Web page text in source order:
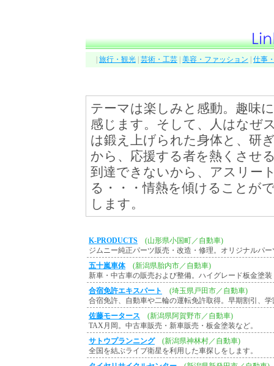
旅行・観光 芸術・工芸 美容・ファッション 仕事
テーマは楽しみと感動。趣味
感じます。そして、人はなぜ
は鍛え上げられた身体と、研
から、応援する者を熱くさせ
到達できないから、アスリー
る・・・情熱を傾けることが
します。
K-PRODUCTS
(山形県小国町／自動車)
ジムニー純正パーツ販売・改造・修理。オリジナルパ
五十嵐車体
(新潟県胎内市／自動車)
新車・中古車の販売および整備。ハイグレード板金塗
合宿免許エキスパート
(埼玉県戸田市／自動車)
合宿免許、自動車や二輪の運転免許取得。早期割引、
佐藤モータース
(新潟県阿賀野市／自動車)
TAX月岡。中古車販売・新車販売・板金塗装など。
サトウプランニング
(新潟県神林村／自動車)
全国を結ぶライブ衛星を利用した車探しをします。